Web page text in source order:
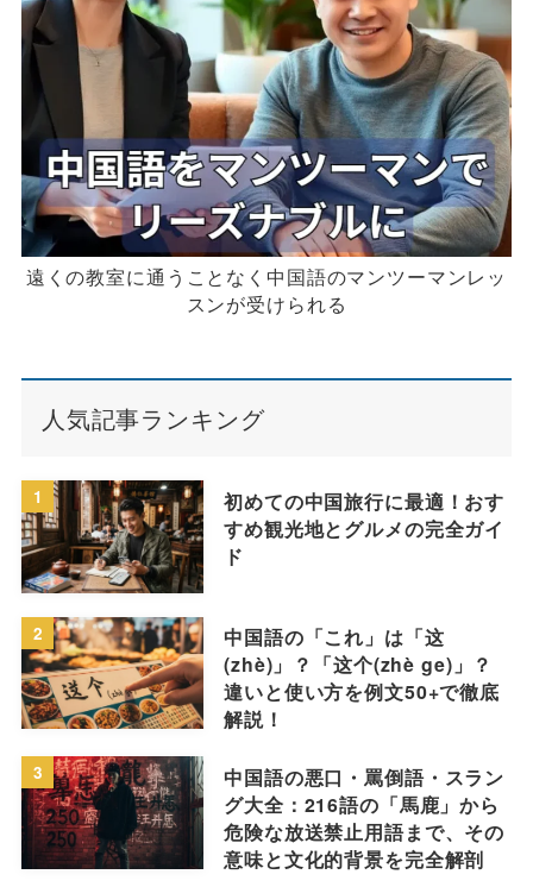
遠くの教室に通うことなく中国語のマンツーマンレッ
スンが受けられる
人気記事ランキング
1
初めての中国旅行に最適！おす
すめ観光地とグルメの完全ガイ
ド
2
中国語の「これ」は「这
(zhè)」？「这个(zhè ge)」？
違いと使い方を例文50+で徹底
解説！
3
中国語の悪口・罵倒語・スラン
グ大全：216語の「馬鹿」から
危険な放送禁止用語まで、その
意味と文化的背景を完全解剖